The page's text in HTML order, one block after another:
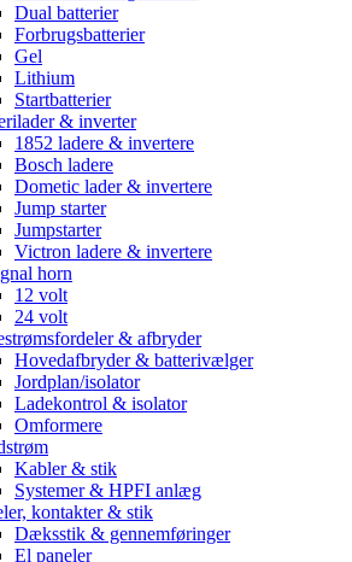
Dual batterier
Forbrugsbatterier
Gel
Lithium
Startbatterier
& inverter
1852 ladere & invertere
Bosch ladere
Dometic lader & invertere
Jump starter
Jumpstarter
Victron ladere & invertere
horn
12 volt
24 volt
& afbryder
Hovedafbryder & batterivælger
Jordplan/isolator
Ladekontrol & isolator
Omformere
Kabler & stik
Systemer & HPFI anlæg
kontakter & stik
Dæksstik & gennemføringer
El paneler